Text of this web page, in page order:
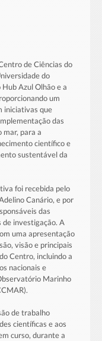
de Ciências do
do
Azul Olhão e a
um
iniciativas que
das
mar, para a
científico e
sustentável da
foi recebida pelo
Canário, e por
das
de investigação. A
uma apresentação
visão e principais
Centro, incluindo a
nacionais e
Marinho
de trabalho
científicas e aos
curso, durante a